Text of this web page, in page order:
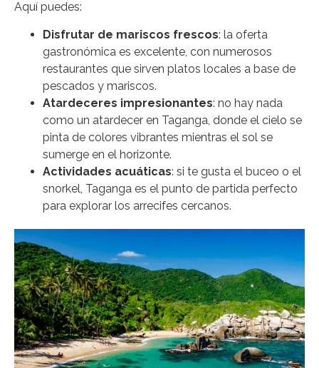
Aquí puedes:
Disfrutar de mariscos frescos: la oferta
gastronómica es excelente, con numerosos
restaurantes que sirven platos locales a base de
pescados y mariscos.
Atardeceres impresionantes: no hay nada
como un atardecer en Taganga, donde el cielo se
pinta de colores vibrantes mientras el sol se
sumerge en el horizonte.
Actividades acuáticas: si te gusta el buceo o el
snorkel, Taganga es el punto de partida perfecto
para explorar los arrecifes cercanos.